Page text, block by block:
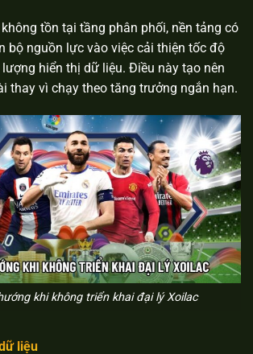
tồn tại tầng phân phối, nền tảng có
bộ nguồn lực vào việc cải thiện tốc độ
hiển thị dữ liệu. Điều này tạo nên
thay vì chạy theo tăng trưởng ngắn hạn.
khi không triển khai đại lý Xoilac
liệu